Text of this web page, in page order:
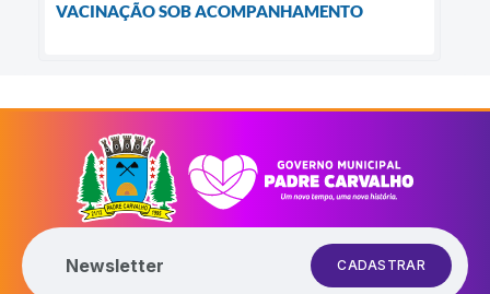
VACINAÇÃO SOB ACOMPANHAMENTO
Newsletter CADASTRAR